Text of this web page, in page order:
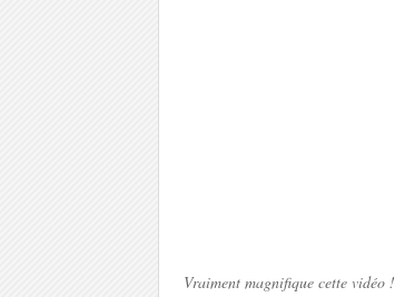
Vraiment magnifique cette vidéo !